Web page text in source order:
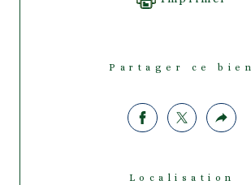
Partager ce bien
Localisation